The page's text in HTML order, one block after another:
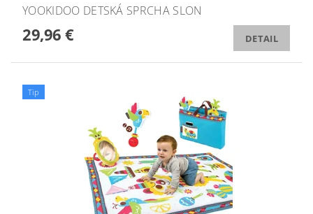
YOOKIDOO DETSKÁ SPRCHA SLON
29,96 € DETAIL
Tip